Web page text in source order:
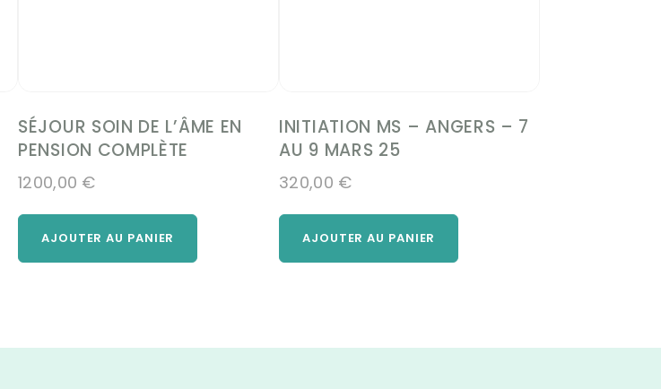
SÉJOUR SOIN DE L’ÂME EN
PENSION COMPLÈTE
1200,00 €
AJOUTER AU PANIER
INITIATION MS – ANGERS – 7
AU 9 MARS 25
320,00 €
AJOUTER AU PANIER